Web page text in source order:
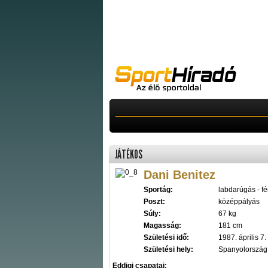
JÁTÉKOS
Dani Benitez
Sportág:
labdarúgás -
Poszt:
középpályás
Súly:
67 kg
Magasság:
181 cm
Születési idő:
1987. április 7.
Születési hely:
Spanyolország
Eddigi csapatai: